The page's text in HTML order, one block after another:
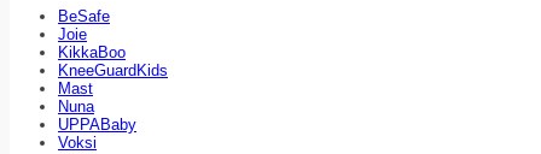
BeSafe
Joie
KikkaBoo
KneeGuardKids
Mast
Nuna
UPPABaby
Voksi